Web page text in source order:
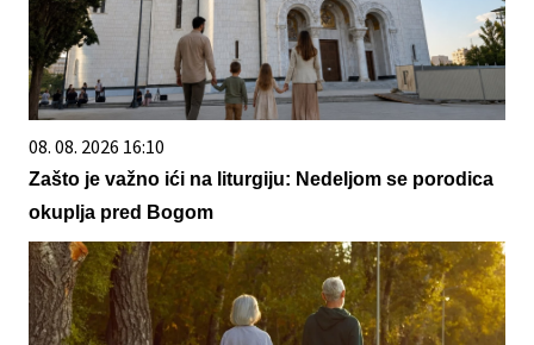
08. 08. 2026 16:10
Zašto je važno ići na liturgiju: Nedeljom se porodica
okuplja pred Bogom